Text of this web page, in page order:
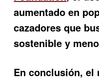
aumentado en
cazadores que
sostenible y
En conclusión, el